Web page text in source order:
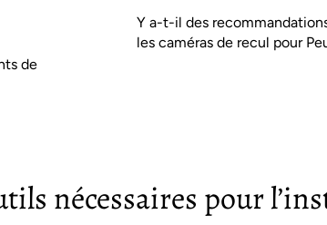
de
Y a-t-il des
les caméras de recul pour
nécessaires pour